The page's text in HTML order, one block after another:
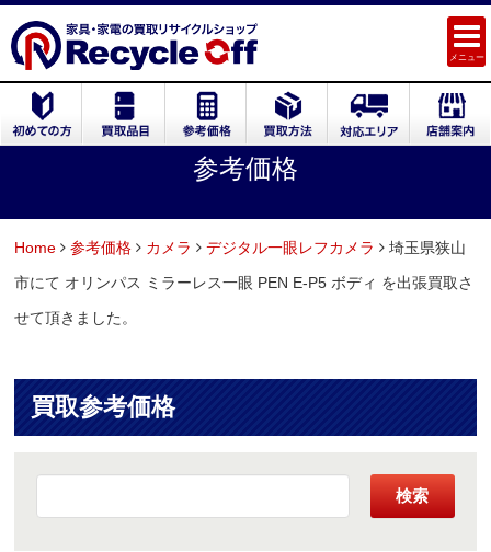
メニュー
参考価格
Home 参考価格 カメラ デジタル一眼レフカメラ
埼玉県狭山
市にて オリンパス ミラーレス一眼 PEN E-P5 ボディ を出張買取さ
せて頂きました。
買取参考価格
検索